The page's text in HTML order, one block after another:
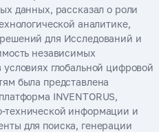
данных, рассказал о роли
аналитике,
для Исследований и
независимых
глобальной цифровой
была представлена
INVENTORUS,
информации и
для поиска, генерации